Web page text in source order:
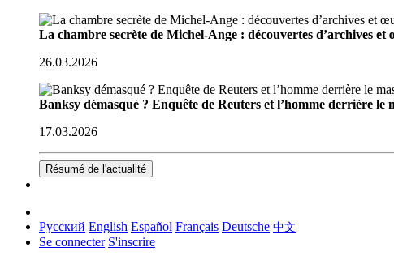
La chambre secrète de Michel-Ange : découvertes d’archives
26.03.2026
Banksy démasqué ? Enquête de Reuters et l’homme derrière le
17.03.2026
Résumé de l'actualité
Русский English Español Français Deutsche 中文
Se connecter S'inscrire